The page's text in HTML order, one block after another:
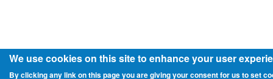
We use cookies on this site to enhance your user
By clicking any link on this page you are giving your consent for us to set